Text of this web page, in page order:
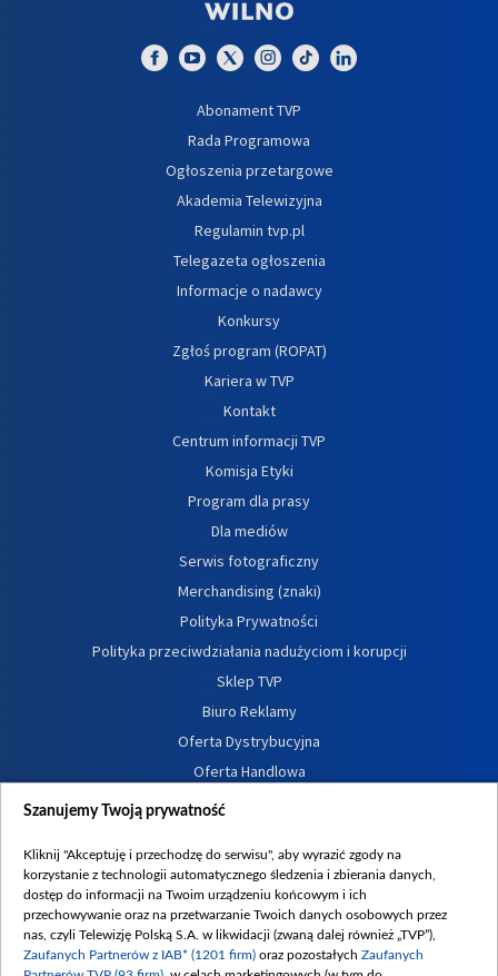
Abonament TVP
Rada Programowa
Ogłoszenia przetargowe
Akademia Telewizyjna
Regulamin tvp.pl
Telegazeta ogłoszenia
Informacje o nadawcy
Konkursy
Zgłoś program (ROPAT)
Kariera w TVP
Kontakt
Centrum informacji TVP
Komisja Etyki
Program dla prasy
Dla mediów
Serwis fotograficzny
Merchandising (znaki)
Polityka Prywatności
Polityka przeciwdziałania nadużyciom i korupcji
Sklep TVP
Biuro Reklamy
Oferta Dystrybucyjna
Oferta Handlowa
Dostępność
Procedura zgłoszeń wewnętrznych
Szanujemy Twoją prywatność
Kliknij "Akceptuję i przechodzę do serwisu", aby wyrazić zgody na
korzystanie z technologii automatycznego śledzenia i zbierania danych,
dostęp do informacji na Twoim urządzeniu końcowym i ich
przechowywanie oraz na przetwarzanie Twoich danych osobowych przez
nas, czyli Telewizję Polską S.A. w likwidacji (zwaną dalej również „TVP”),
Zaufanych Partnerów z IAB* (1201 firm) oraz pozostałych Zaufanych